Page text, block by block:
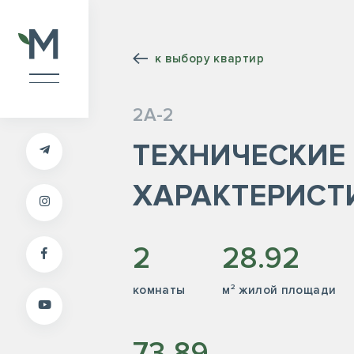
к выбору квартир
2А-2
ТЕХНИЧЕСКИЕ
2
комнаты
28.92
м² жилой площади